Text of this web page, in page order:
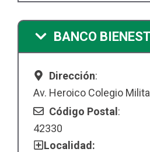
BANCO
Dirección:
Av. Heroico Colegio
Código Postal:
42330
Localidad: